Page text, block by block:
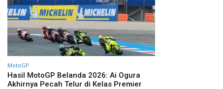
MotoGP
Hasil MotoGP Belanda 2026: Ai Ogura
Akhirnya Pecah Telur di Kelas Premier